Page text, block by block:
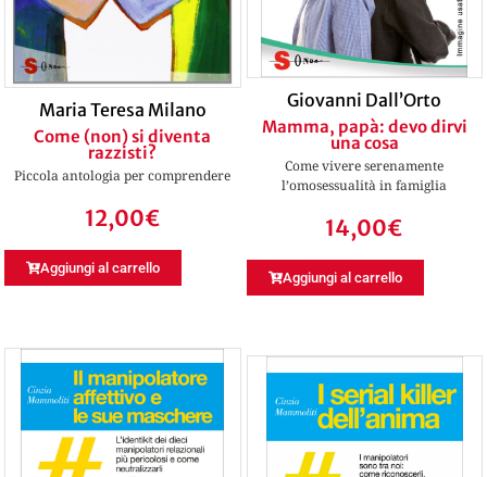
Maria Teresa Milano
Come (non) si diventa
razzisti?
Piccola antologia per comprendere
12,00€
Aggiungi al carrello
Giovanni Dall’Orto
Mamma, papà: devo dirvi
una cosa
Come vivere serenamente
l’omosessualità in famiglia
14,00€
Aggiungi al carrello